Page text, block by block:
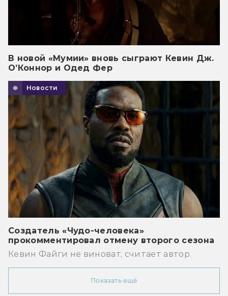
В новой «Мумии» вновь сыграют Кевин Дж.
О’Коннор и Одед Фер
Новости
Создатель «Чудо-человека»
прокомментировал отмену второго сезона
Кевин Файги не виноват, считает автор.
Показать ещё